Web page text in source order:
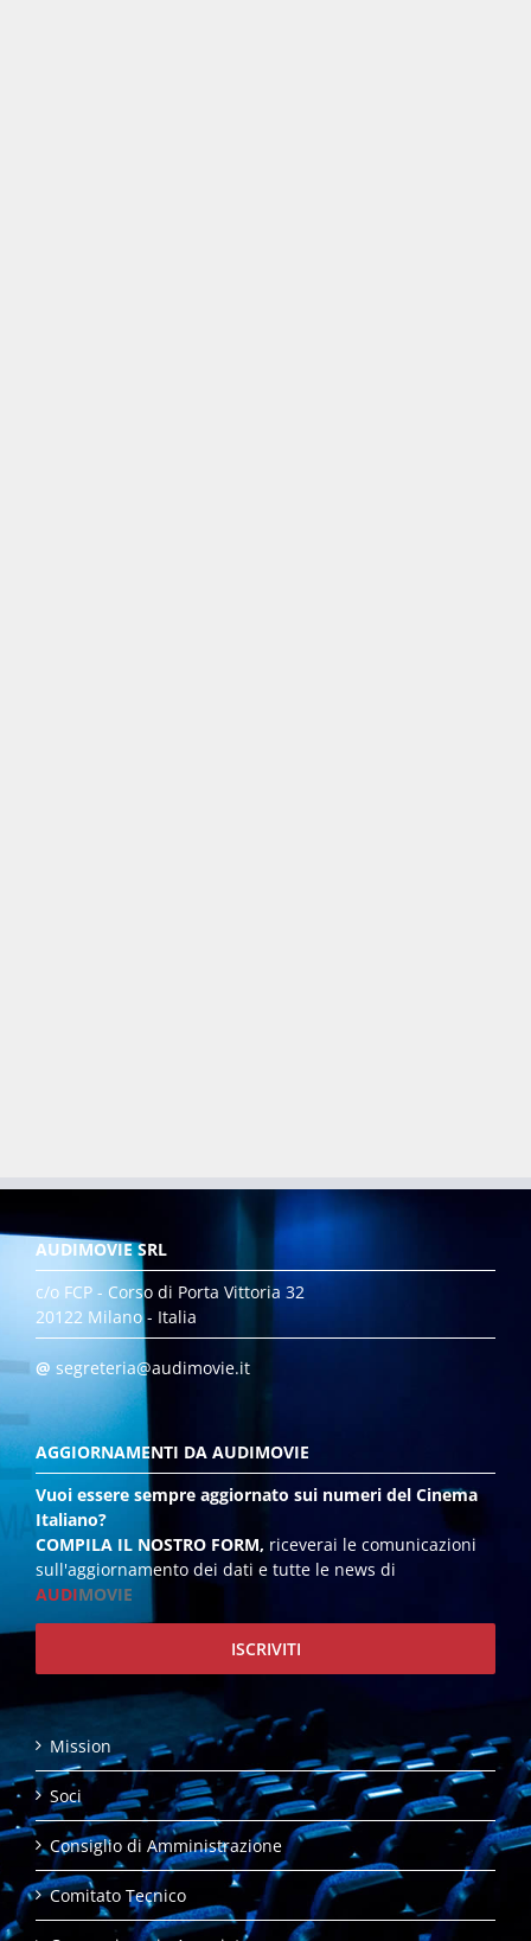
AUDIMOVIE SRL
c/o FCP - Corso di Porta Vittoria 32
20122 Milano - Italia
@ segreteria@audimovie.it
AGGIORNAMENTI DA AUDIMOVIE
Vuoi essere sempre aggiornato sui numeri del Cinema
Italiano?
COMPILA IL NOSTRO FORM, riceverai le comunicazioni
sull'aggiornamento dei dati e tutte le news di
AUDIMOVIE
ISCRIVITI
Mission
Soci
Consiglio di Amministrazione
Comitato Tecnico